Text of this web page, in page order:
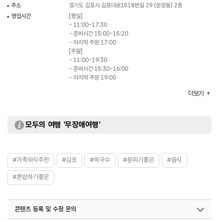
주소
경기도 김포시 김포대로1518번길 29 (운양동) 2층
영업시간
[평일]
- 11:00~17:30
- 준비시간 15:00~15:20
- 마지막 주문 17:00
[주말]
- 11:00~19:30
- 준비시간 15:30~16:00
- 마지막 주문 19:00
취급메뉴
비빔막국수 / 들기름막국수 / 한방수육 등
더보기
모두의 여행 '무장애여행'
#가족외식추천 #김포 #막국수 #분위기좋은 #음식
#혼밥하기좋은
콘텐츠 등록 및 수정 문의